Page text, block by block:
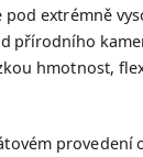
extrémně
přírodního
hmotnost,
provedení